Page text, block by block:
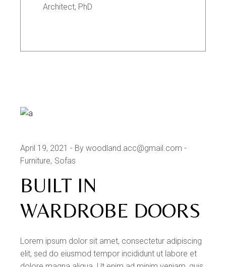
Architect, PhD
April 19, 2021
By woodland.acc@gmail.com
Furniture Sofas
BUILT IN
WARDROBE DOORS
Lorem ipsum dolor sit amet, consectetur adipiscing
elit, sed do eiusmod tempor incididunt ut labore et